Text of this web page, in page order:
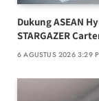
Dukung ASEAN
STARGAZER
6 AGUSTUS 2026 3:29